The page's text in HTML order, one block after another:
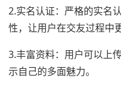
2.实名认证：严格的实名
性，让用户在交友过程中
3.丰富资料：用户可以上
示自己的多面魅力。